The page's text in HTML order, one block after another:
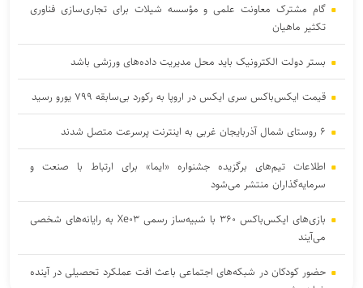
گام مشترک معاونت علمی و مؤسسه شیلات برای تجاری‌سازی فناوری
تکثیر ماهیان
بستر دولت الکترونیک باید محل مدیریت داده‌‌های ورزشی باشد
قیمت ایکس‌باکس سری ایکس در اروپا به رکورد بی‌سابقه ۷۹۹ یورو رسید
۶ روستای شمال آذربایجان غربی به اینترنت پرسرعت متصل شدند
اطلاعات تیم‌های برگزیده جشنواره «ایما» برای ارتباط با صنعت و
سرمایه‌گذاران منتشر می‌شود
بازی‌های ایکس‌باکس ۳۶۰ با شبیه‌ساز رسمی Xe۰۳ به رایانه‌های شخصی
می‌آیند
حضور کودکان در شبکه‌های اجتماعی باعث افت عملکرد تحصیلی در آینده